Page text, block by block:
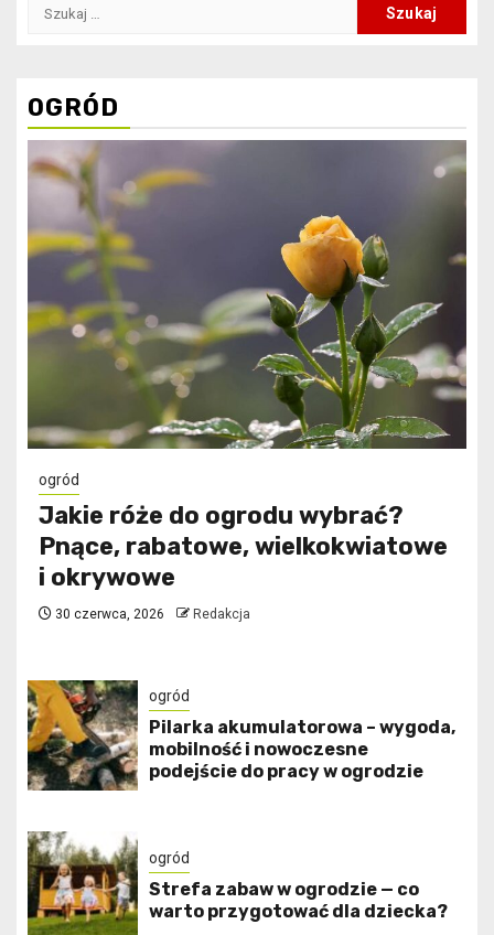
Szukaj:
OGRÓD
ogród
Jakie róże do ogrodu wybrać?
Pnące, rabatowe, wielkokwiatowe
i okrywowe
30 czerwca, 2026 Redakcja
ogród
Pilarka akumulatorowa – wygoda,
mobilność i nowoczesne
podejście do pracy w ogrodzie
ogród
Strefa zabaw w ogrodzie — co
warto przygotować dla dziecka?